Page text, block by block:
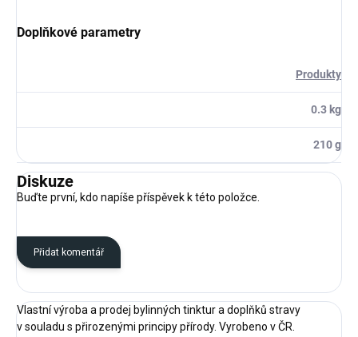
Doplňkové parametry
Produkty
0.3 kg
210 g
Diskuze
Buďte první, kdo napíše příspěvek k této položce.
Přidat komentář
Vlastní výroba a prodej bylinných tinktur a doplňků stravy
v souladu s přirozenými principy přírody. Vyrobeno v ČR.